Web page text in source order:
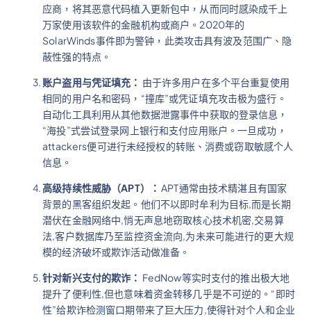
应商，将其恶意代码植入更新包中，从而同时感染成千上
万家使用该软件的金融机构或商户。2020年的
SolarWinds事件即为警钟，此类攻击具有波及范围广、隐
蔽性强的特点。
账户盗用与凭证填充： 由于许多用户在多个平台重复使用
相同的用户名和密码，“撞库”或凭证填充攻击极为盛行。
自动化工具利用从其他数据泄露事件中获取的登录信息，
“海投”式尝试登录网上银行和支付应用账户。一旦成功，
attackers便可进行未经授权的转账、消费或窃取敏感个人
信息。
高级持续性威胁（APT）： APT通常由技术精湛且有国家
背景的黑客组织发起。他们不以即时牟利为目标,而是长期
潜伏在金融网络中,悄无声息地窃取核心技术机密,交易算
法,客户数据库乃至监控资金流向,为未来可能进行的更大规
模的经济破坏或欺诈活动做准备。
针对新兴支付的欺诈： FedNow等实时支付的推出极大地
提升了便利性,但也意味着资金转移几乎是不可逆的。“即时
性”给欺诈检测窗口期带来了巨大压力,使得针对个人和企业